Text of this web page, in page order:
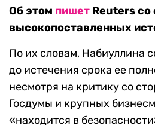
Об этом пишет Reuters со
высокопоставленных
По их словам, Набиуллина
до истечения срока ее
несмотря на критику со
Госдумы и крупных
«находится в